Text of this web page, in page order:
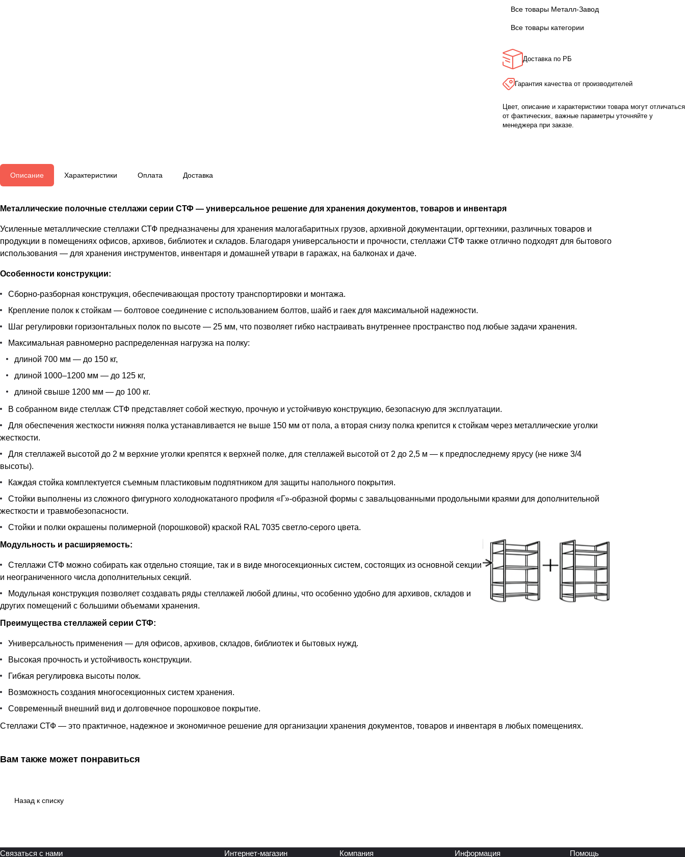
Все товары Металл-Завод
Все товары категории
Доставка по РБ
Гарантия качества от производителей
Цвет, описание и характеристики товара могут отличаться
от фактических, важные параметры уточняйте у
менеджера при заказе.
Описание Характеристики Оплата Доставка
Металлические полочные стеллажи серии СТФ — универсальное решение для хранения документов, товаров и инвентаря
Усиленные металлические стеллажи СТФ предназначены для хранения малогабаритных грузов, архивной документации, оргтехники, различных товаров и
продукции в помещениях офисов, архивов, библиотек и складов. Благодаря универсальности и прочности, стеллажи СТФ также отлично подходят для бытового
использования — для хранения инструментов, инвентаря и домашней утвари в гаражах, на балконах и даче.
Особенности конструкции:
Сборно-разборная конструкция, обеспечивающая простоту транспортировки и монтажа.
Крепление полок к стойкам — болтовое соединение с использованием болтов, шайб и гаек для максимальной надежности.
Шаг регулировки горизонтальных полок по высоте — 25 мм, что позволяет гибко настраивать внутреннее пространство под любые задачи хранения.
Максимальная равномерно распределенная нагрузка на полку:
длиной 700 мм — до 150 кг,
длиной 1000–1200 мм — до 125 кг,
длиной свыше 1200 мм — до 100 кг.
В собранном виде стеллаж СТФ представляет собой жесткую, прочную и устойчивую конструкцию, безопасную для эксплуатации.
Для обеспечения жесткости нижняя полка устанавливается не выше 150 мм от пола, а вторая снизу полка крепится к стойкам через металлические уголки
жесткости.
Для стеллажей высотой до 2 м верхние уголки крепятся к верхней полке, для стеллажей высотой от 2 до 2,5 м — к предпоследнему ярусу (не ниже 3/4
высоты).
Каждая стойка комплектуется съемным пластиковым подпятником для защиты напольного покрытия.
Стойки выполнены из сложного фигурного холоднокатаного профиля «Г»-образной формы с завальцованными продольными краями для дополнительной
жесткости и травмобезопасности.
Стойки и полки окрашены полимерной (порошковой) краской RAL 7035 светло-серого цвета.
Модульность и расширяемость:
Стеллажи СТФ можно собирать как отдельно стоящие, так и в виде многосекционных систем, состоящих из основной секции
и неограниченного числа дополнительных секций.
Модульная конструкция позволяет создавать ряды стеллажей любой длины, что особенно удобно для архивов, складов и
других помещений с большими объемами хранения.
Преимущества стеллажей серии СТФ:
Универсальность применения — для офисов, архивов, складов, библиотек и бытовых нужд.
Высокая прочность и устойчивость конструкции.
Гибкая регулировка высоты полок.
Возможность создания многосекционных систем хранения.
Современный внешний вид и долговечное порошковое покрытие.
Стеллажи СТФ — это практичное, надежное и экономичное решение для организации хранения документов, товаров и инвентаря в любых помещениях.
Вам также может понравиться
Назад к списку
Связаться с нами Интернет-магазин Компания Информация Помощь